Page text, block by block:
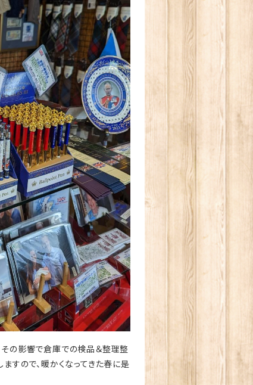
の影響で倉庫での検品＆整理整
すので、暖かくなってきた春に是